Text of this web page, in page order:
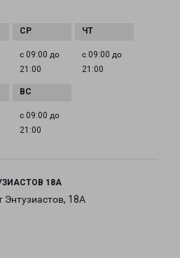
с 09:00 до
21:00
с 09:00 до
21:00
с 09:00 до
21:00
18А
Энтузиастов, 18А